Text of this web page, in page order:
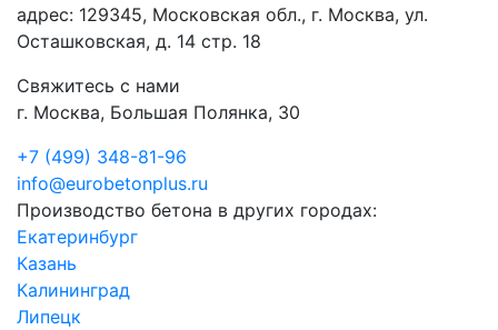
адрес: 129345, Московская обл., г. Москва, ул.
Осташковская, д. 14 стр. 18
Свяжитесь с нами
г. Москва, Большая Полянка, 30
+7 (499) 348-81-96
info@eurobetonplus.ru
Производство бетона в других городах:
Екатеринбург
Казань
Калининград
Липецк